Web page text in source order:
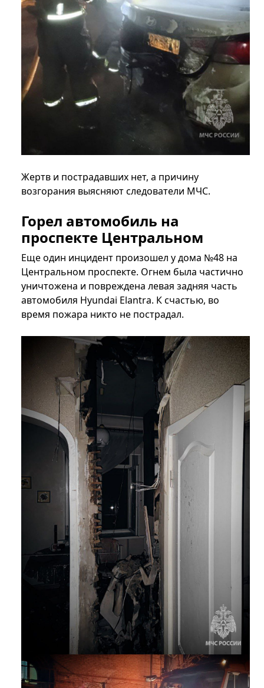
Жертв и пострадавших нет, а причину
возгорания выясняют следователи МЧС.
Горел автомобиль на
проспекте Центральном
Еще один инцидент произошел у дома №48 на
Центральном проспекте. Огнем была частично
уничтожена и повреждена левая задняя часть
автомобиля Hyundai Elantra. К счастью, во
время пожара никто не пострадал.